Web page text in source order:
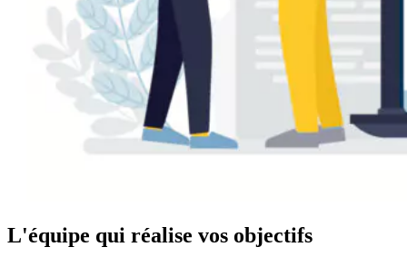
L'équipe qui réalise vos objectifs